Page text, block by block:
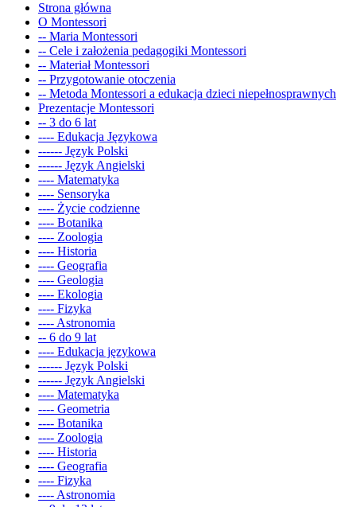
Strona główna
O Montessori
-- Maria Montessori
-- Cele i założenia pedagogiki Montessori
-- Materiał Montessori
-- Przygotowanie otoczenia
-- Metoda Montessori a edukacja dzieci niepełnosprawnych
Prezentacje Montessori
-- 3 do 6 lat
---- Edukacja Językowa
------ Język Polski
------ Język Angielski
---- Matematyka
---- Sensoryka
---- Życie codzienne
---- Botanika
---- Zoologia
---- Historia
---- Geografia
---- Geologia
---- Ekologia
---- Fizyka
---- Astronomia
-- 6 do 9 lat
---- Edukacja językowa
------ Język Polski
------ Język Angielski
---- Matematyka
---- Geometria
---- Botanika
---- Zoologia
---- Historia
---- Geografia
---- Fizyka
---- Astronomia